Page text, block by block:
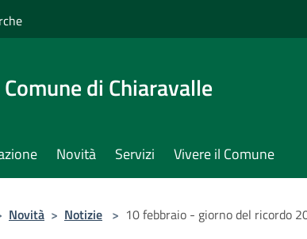
Comune di Chiaravalle
Novità Servizi Vivere il Comune
Novità > Notizie > 10 febbraio - giorno del ricordo